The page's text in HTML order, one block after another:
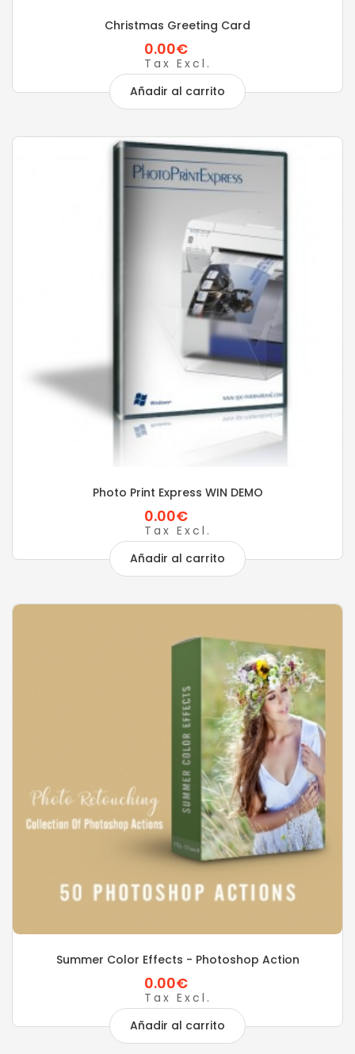
Christmas Greeting Card
0.00€
Tax Excl.
Añadir al carrito
Photo Print Express WIN DEMO
0.00€
Tax Excl.
Añadir al carrito
Summer Color Effects - Photoshop Action
0.00€
Tax Excl.
Añadir al carrito